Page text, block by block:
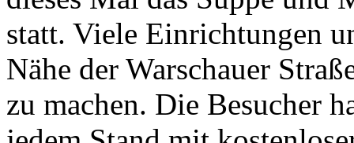
statt. Viele Einrichtungen
Nähe der Warschauer
zu machen. Die Besucher